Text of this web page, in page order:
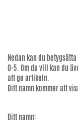
Nedan kan du betygsätta
0-5. Om du vill kan du
att ge artikeln.
Ditt namn kommer att
Ditt namn: